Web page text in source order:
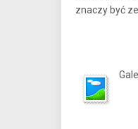
znaczy być